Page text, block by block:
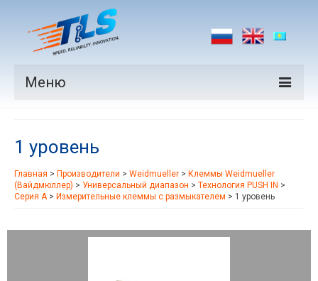
Меню
Производители
Рынки
1 уровень
Главная > Производители > Weidmueller > Клеммы Weidmueller
(Вайдмюллер) > Универсальный диапазон > Технология PUSH IN >
Серия A> Измерительные клеммы с размыкателем > 1 уровень